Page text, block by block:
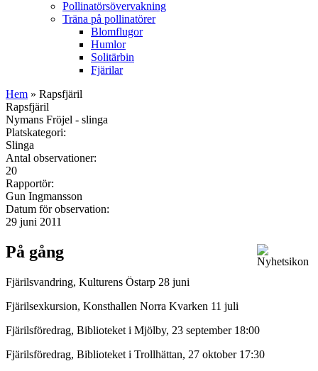
Pollinatörsövervakning
Träna på pollinatörer
Blomflugor
Humlor
Solitärbin
Fjärilar
Hem » Rapsfjäril
Rapsfjäril
Nymans Fröjel - slinga
Platskategori:
Slinga
Antal observationer:
20
Rapportör:
Gun Ingmansson
Datum för observation:
29 juni 2011
På gång
Fjärilsvandring, Kulturens Östarp 28 juni
Fjärilsexkursion, Konsthallen Norra Kvarken 11 juli
Fjärilsföredrag, Biblioteket i Mjölby, 23 september 18:00
Fjärilsföredrag, Biblioteket i Trollhättan, 27 oktober 17:30